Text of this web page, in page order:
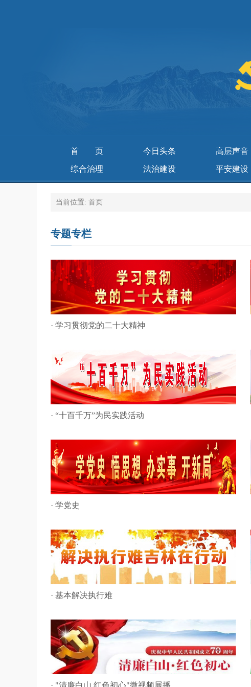
首页 今日头条 高层声音
综合治理 法治建设 平安建设
当前位置: 首页
专题专栏
· 学习贯彻党的二十大精神
· “十百千万”为民实践活动
· 学党史
· 基本解决执行难
· "清廉白山 红色初心"微视频展播